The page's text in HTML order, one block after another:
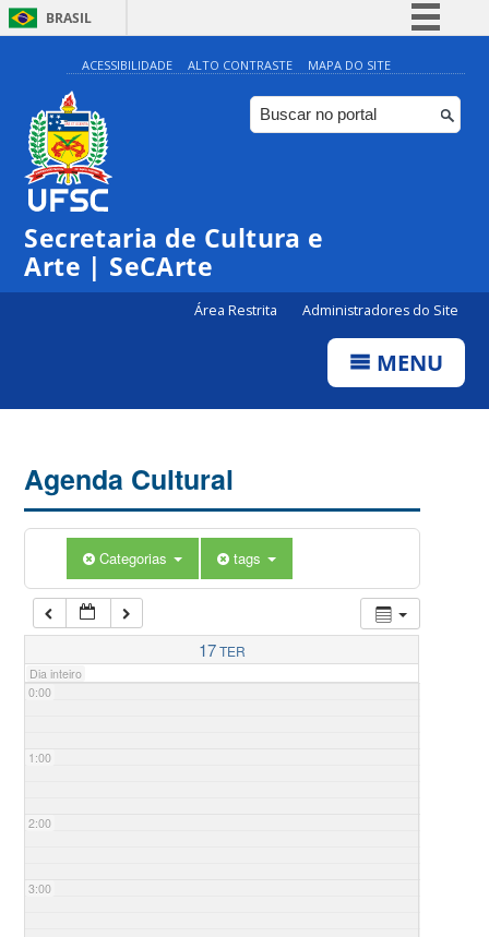
BRASIL
Simplifique!
Comunica BR
Participe
ACESSIBILIDADE ALTO CONTRASTE MAPA DO SITE
Secretaria de Cultura e
Arte | SeCArte
Área Restrita Administradores do Site
MENU
Agenda Cultural
Categorias tags
17TER
Dia inteiro
0:00
1:00
2:00
3:00